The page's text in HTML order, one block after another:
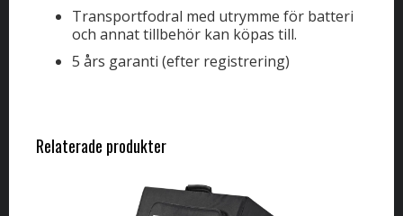
Transportfodral med utrymme för batteri
och annat tillbehör kan köpas till.
5 års garanti (efter registrering)
Relaterade produkter